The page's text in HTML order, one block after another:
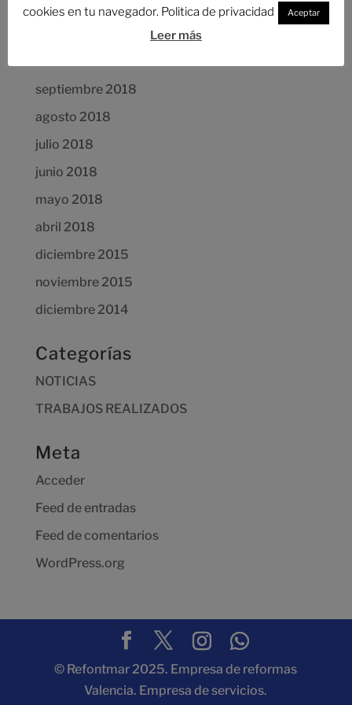
septiembre 2018
agosto 2018
julio 2018
junio 2018
mayo 2018
abril 2018
diciembre 2015
noviembre 2015
diciembre 2014
Categorías
NOTICIAS
TRABAJOS REALIZADOS
Meta
Acceder
Feed de entradas
Feed de comentarios
WordPress.org
© Refontmar 2025. Empresa de reformas
Valencia. Empresa de servicios.
cookies en tu navegador. Politica de privacidad
Aceptar
Leer más